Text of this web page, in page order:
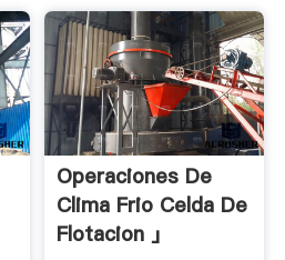
Operaciones De
Clima Frio Celda De
Flotacion 」